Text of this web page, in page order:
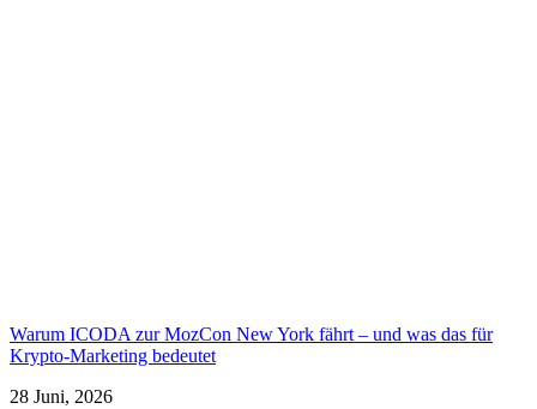
Warum ICODA zur MozCon New York fährt – und was das für
Krypto-Marketing bedeutet
28 Juni, 2026